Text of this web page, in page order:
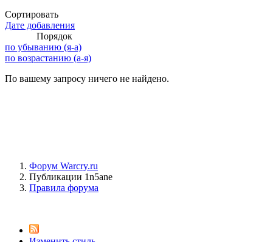
Сортировать
Дате добавления
Порядок
по убыванию (я-а)
по возрастанию (а-я)
По вашему запросу ничего не найдено.
Форум Warcry.ru
Публикации 1n5ane
Правила форума